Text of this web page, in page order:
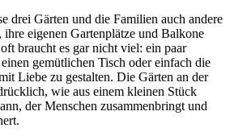
drei Gärten und die Familien auch andere
ihre eigenen Gartenplätze und Balkone
braucht es gar nicht viel: ein paar
gemütlichen Tisch oder einfach die
Liebe zu gestalten. Die Gärten an der
wie aus einem kleinen Stück
der Menschen zusammenbringt und